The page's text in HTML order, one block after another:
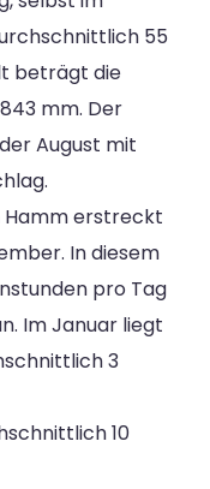
55
beträgt die
mm. Der
August mit
Hamm erstreckt
In diesem
pro Tag
Im Januar liegt
3
10